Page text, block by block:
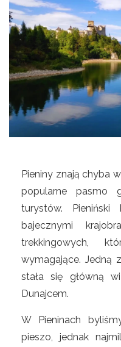
Pieniny znają chyba
popularne pasmo
turystów. Pieniński
bajecznymi
trekkingowych,
wymagające. Jedną
stała się główną
Dunajcem.
W Pieninach
pieszo, jednak